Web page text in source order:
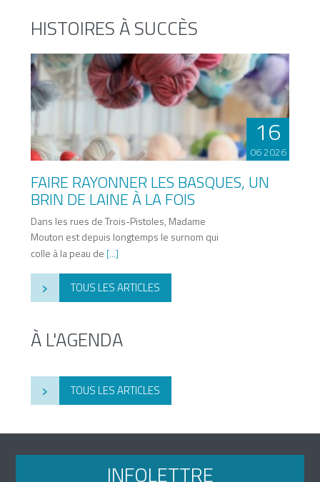
HISTOIRES À SUCCÈS
16
06 2026
FAIRE RAYONNER LES BASQUES, UN
BRIN DE LAINE À LA FOIS
Dans les rues de Trois-Pistoles, Madame
Mouton est depuis longtemps le surnom qui
colle à la peau de [...]
› TOUS LES ARTICLES
À L'AGENDA
› TOUS LES ARTICLES
INFOLETTRE